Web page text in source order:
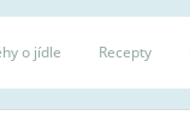
o jídle Recepty